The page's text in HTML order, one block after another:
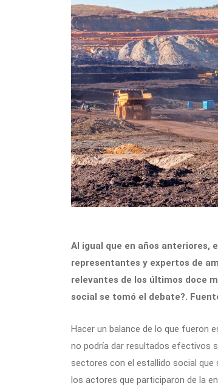
Al igual que en años anteriores,
representantes y expertos de
relevantes de los últimos doce
social se tomó el debate?.
Hacer un balance de lo que fueron
no podría dar resultados efectivos
sectores con el estallido social que
los actores que participaron de la